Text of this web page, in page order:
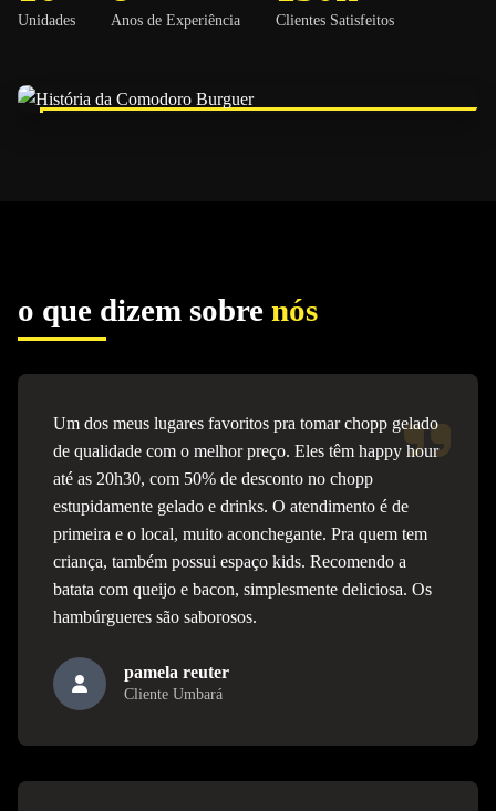
Unidades Anos de Experiência Clientes Satisfeitos
o que dizem sobre nós
Um dos meus lugares favoritos pra tomar chopp gelado
de qualidade com o melhor preço. Eles têm happy hour
até as 20h30, com 50% de desconto no chopp
estupidamente gelado e drinks. O atendimento é de
primeira e o local, muito aconchegante. Pra quem tem
criança, também possui espaço kids. Recomendo a
batata com queijo e bacon, simplesmente deliciosa. Os
hambúrgueres são saborosos.
pamela reuter
Cliente Umbará